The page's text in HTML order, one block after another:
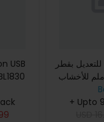
USB
بقطر
40-120 / 200/300 ملم للأخشاب
دائرية
+ Upto